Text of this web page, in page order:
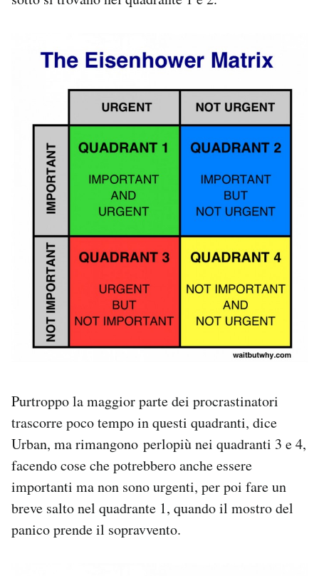
Purtroppo la maggior parte dei procrastinatori
trascorre poco tempo in questi quadranti, dice
Urban, ma rimangono perlopiù nei quadranti 3 e 4,
facendo cose che potrebbero anche essere
importanti ma non sono urgenti, per poi fare un
breve salto nel quadrante 1, quando il mostro del
panico prende il sopravvento.